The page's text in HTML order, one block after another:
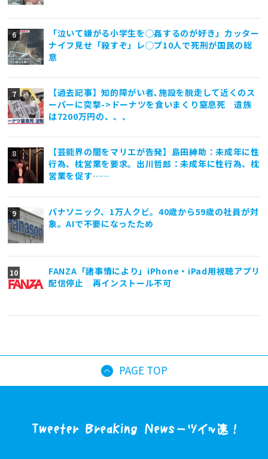
「泣いて嫌がる小学生を◯姦するのが好き」カッター
ナイフ見せ「殺すぞ」レ◯プ10人で死刑が国民の総
意
【過去記事】知的障がい者､施設を脱走して近くのス
ーパーに突撃->ドーナツを食いまくり窒息死 遺族
は7200万円の、、、
【芸能界の闇をマリエが告発】島田紳助：未成年に性
行為、枕営業を要求。出川哲郎：未成年に性行為、枕
営業を促す……
パナソニック、1万人クビ。40歳から59歳の社員が対
象。AIで不要になったため
FANZA「諸事情により」iPhone・iPad用視聴アプリ
配信停止 再インストール不可
PAGE TOP